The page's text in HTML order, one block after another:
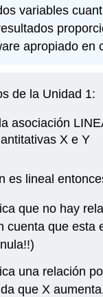
variables
apropiado en
de la Unidad 1:
asociación
X e Y
es lineal
que no hay
cuenta que esta
una relación
que X